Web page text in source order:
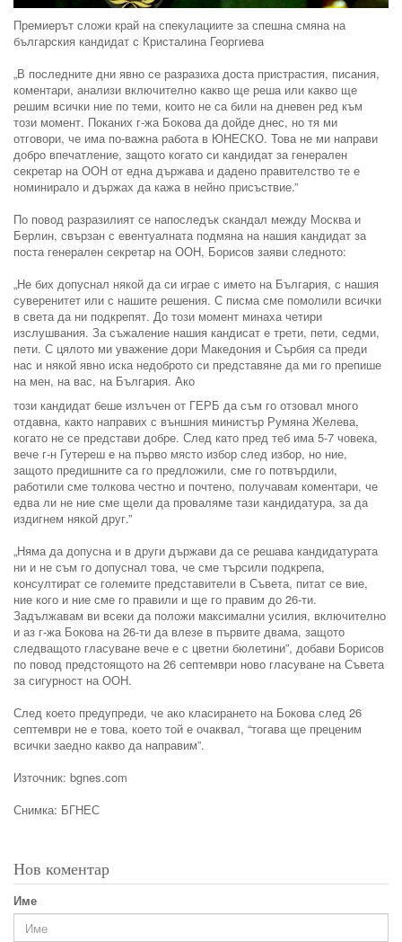
Премиерът сложи край на спекулациите за спешна смяна на
българския кандидат с Кристалина Георгиева
„В последните дни явно се разразиха доста пристрастия, писания,
коментари, анализи включително какво ще реша или какво ще
решим всички ние по теми, които не са били на дневен ред към
този момент. Поканих г-жа Бокова да дойде днес, но тя ми
отговори, че има по-важна работа в ЮНЕСКО. Това не ми направи
добро впечатление, защото когато си кандидат за генерален
секретар на ООН от една държава и дадено правителство те е
номинирало и държах да кажа в нейно присъствие.”
По повод разразилият се напоследък скандал между Москва и
Берлин, свързан с евентуалната подмяна на нашия кандидат за
поста генерален секретар на ООН, Борисов заяви следното:
„Не бих допуснал някой да си играе с името на България, с нашия
суверенитет или с нашите решения. С писма сме помолили всички
в света да ни подкрепят. До този момент минаха четири
изслушвания. За съжаление нашия кандисат е трети, пети, седми,
пети. С цялото ми уважение дори Македония и Сърбия са преди
нас и някой явно иска недоброто си представяне да ми го препише
на мен, на вас, на България. Ако
този кандидат беше излъчен от ГЕРБ да съм го отзовал много
отдавна, както направих с външния министър Румяна Желева,
когато не се представи добре. След като пред теб има 5-7 човека,
вече г-н Гутереш е на първо място избор след избор, но ние,
защото предишните са го предложили, сме го потвърдили,
работили сме толкова честно и почтено, получавам коментари, че
едва ли не ние сме щели да проваляме тази кандидатура, за да
издигнем някой друг.”
„Няма да допусна и в други държави да се решава кандидатурата
ни и не съм го допуснал това, че сме търсили подкрепа,
консултират се големите представители в Съвета, питат се вие,
ние кого и ние сме го правили и ще го правим до 26-ти.
Задължавам ви всеки да положи максимални усилия, включително
и аз г-жа Бокова на 26-ти да влезе в първите двама, защото
следващото гласуване вече е с цветни бюлетини”, добави Борисов
по повод предстоящото на 26 септември ново гласуване на Съвета
за сигурност на ООН.
След което предупреди, че ако класирането на Бокова след 26
септември не е това, което той е очаквал, “тогава ще преценим
всички заедно какво да направим”.
Източник: bgnes.com
Снимка: БГНЕС
Нов коментар
Име